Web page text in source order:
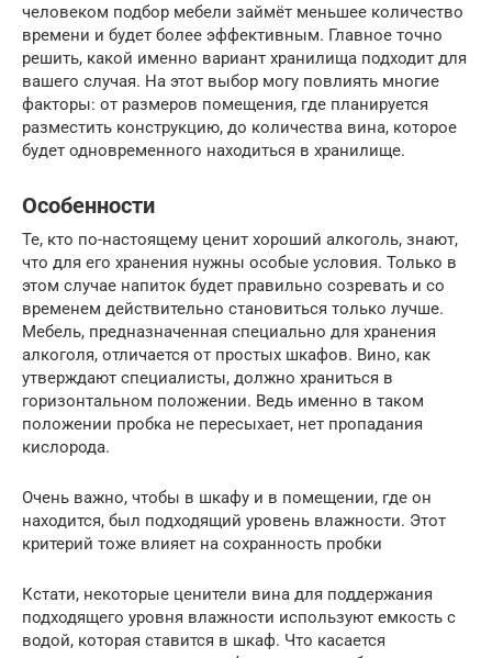
человеком подбор мебели займёт меньшее количество
времени и будет более эффективным. Главное точно
решить, какой именно вариант хранилища подходит для
вашего случая. На этот выбор могу повлиять многие
факторы: от размеров помещения, где планируется
разместить конструкцию, до количества вина, которое
будет одновременного находиться в хранилище.
Особенности
Те, кто по-настоящему ценит хороший алкоголь, знают,
что для его хранения нужны особые условия. Только в
этом случае напиток будет правильно созревать и со
временем действительно становиться только лучше.
Мебель, предназначенная специально для хранения
алкоголя, отличается от простых шкафов. Вино, как
утверждают специалисты, должно храниться в
горизонтальном положении. Ведь именно в таком
положении пробка не пересыхает, нет пропадания
кислорода.
Очень важно, чтобы в шкафу и в помещении, где он
находится, был подходящий уровень влажности. Этот
критерий тоже влияет на сохранность пробки
Кстати, некоторые ценители вина для поддержания
подходящего уровня влажности используют емкость с
водой, которая ставится в шкаф. Что касается